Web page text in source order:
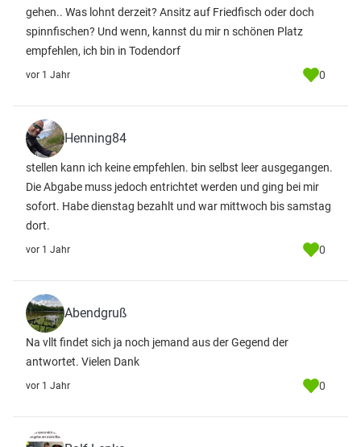
gehen.. Was lohnt derzeit? Ansitz auf Friedfisch oder doch
spinnfischen? Und wenn, kannst du mir n schönen Platz
empfehlen, ich bin in Todendorf
vor 1 Jahr 0
Henning84
stellen kann ich keine empfehlen. bin selbst leer ausgegangen.
Die Abgabe muss jedoch entrichtet werden und ging bei mir
sofort. Habe dienstag bezahlt und war mittwoch bis samstag
dort.
vor 1 Jahr 0
Abendgruß
Na vllt findet sich ja noch jemand aus der Gegend der
antwortet. Vielen Dank
vor 1 Jahr 0